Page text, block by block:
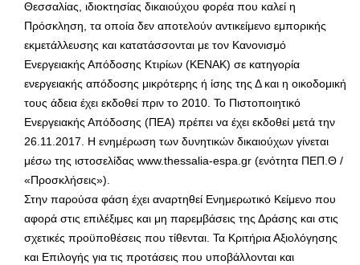
Θεσσαλίας, ιδιοκτησίας δικαιούχου φορέα που καλεί η
Πρόσκληση, τα οποία δεν αποτελούν αντικείμενο εμπορικής
εκμετάλλευσης και κατατάσσονται με τον Κανονισμό
Ενεργειακής Απόδοσης Κτιρίων (ΚΕΝΑΚ) σε κατηγορία
ενεργειακής απόδοσης μικρότερης ή ίσης της Δ και η οικοδομική
τους άδεια έχει εκδοθεί πριν το 2010. Το Πιστοποιητικό
Ενεργειακής Απόδοσης (ΠΕΑ) πρέπει να έχει εκδοθεί μετά την
26.11.2017. Η ενημέρωση των δυνητικών δικαιούχων γίνεται
μέσω της ιστοσελίδας www.thessalia-espa.gr (ενότητα ΠΕΠ.Θ /
«Προσκλήσεις»).
Στην παρούσα φάση έχει αναρτηθεί Ενημερωτικό Κείμενο που
αφορά στις επιλέξιμες και μη παρεμβάσεις της Δράσης και στις
σχετικές προϋποθέσεις που τίθενται. Τα Κριτήρια Αξιολόγησης
και Επιλογής για τις προτάσεις που υποβάλλονται και